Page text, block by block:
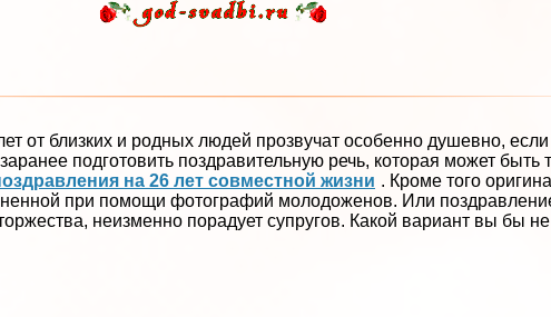
от близких и родных людей прозвучат особенно душевно,
подготовить поздравительную речь, которая может
на 26 лет совместной жизни . Кроме того
при помощи фотографий молодоженов. Или
неизменно порадует супругов. Какой вариант вы бы